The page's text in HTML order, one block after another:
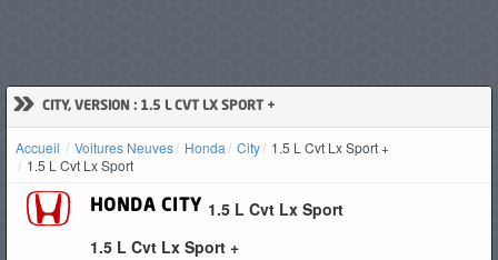
» CITY, VERSION : 1.5 L CVT LX SPORT +
Accueil Voitures Neuves Honda City
1.5 L Cvt Lx Sport +
1.5 L Cvt Lx Sport
HONDA CITY 1.5 L Cvt Lx Sport
1.5 L Cvt Lx Sport +
VOITURES
D'OCCASION